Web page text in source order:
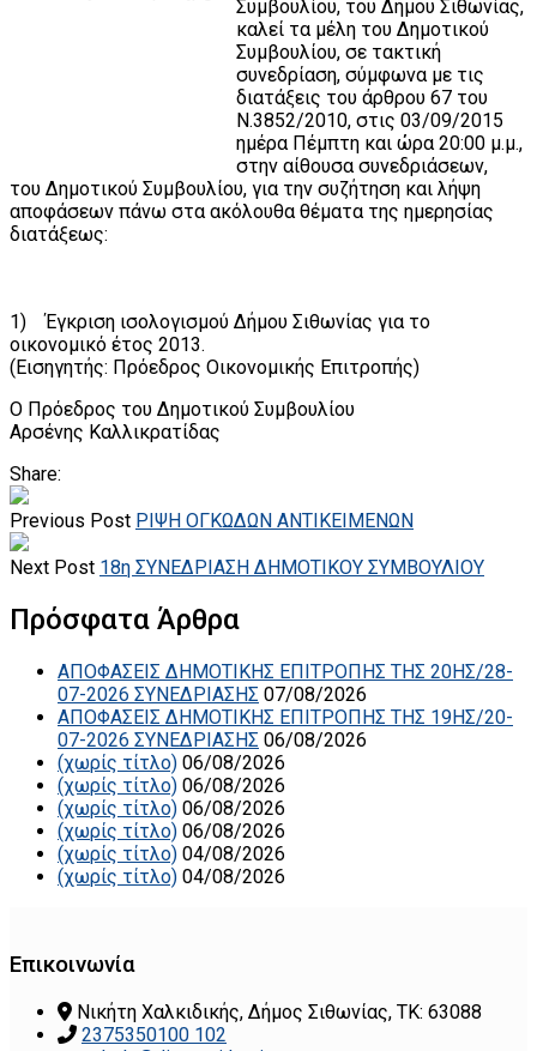
Συμβουλίου, του Δήμου Σιθωνίας,
καλεί τα μέλη του Δημοτικού
Συμβουλίου, σε τακτική
συνεδρίαση, σύμφωνα με τις
διατάξεις του άρθρου 67 του
Ν.3852/2010, στις 03/09/2015
ημέρα Πέμπτη και ώρα 20:00 μ.μ.,
στην αίθουσα συνεδριάσεων,
του Δημοτικού Συμβουλίου, για την συζήτηση και λήψη
αποφάσεων πάνω στα ακόλουθα θέματα της ημερησίας
διατάξεως:
1) Έγκριση ισολογισμού Δήμου Σιθωνίας για το
οικονομικό έτος 2013.
(Εισηγητής: Πρόεδρος Οικονομικής Επιτροπής)
Ο Πρόεδρος του Δημοτικού Συμβουλίου
Αρσένης Καλλικρατίδας
Share:
Previous Post ΡΙΨΗ ΟΓΚΩΔΩΝ ΑΝΤΙΚΕΙΜΕΝΩΝ
Next Post 18η ΣΥΝΕΔΡΙΑΣΗ ΔΗΜΟΤΙΚΟΥ ΣΥΜΒΟΥΛΙΟΥ
Πρόσφατα Άρθρα
ΑΠΟΦΑΣΕΙΣ ΔΗΜΟΤΙΚΗΣ ΕΠΙΤΡΟΠΗΣ ΤΗΣ 20ΗΣ/28-
07-2026 ΣΥΝΕΔΡΙΑΣΗΣ 07/08/2026
ΑΠΟΦΑΣΕΙΣ ΔΗΜΟΤΙΚΗΣ ΕΠΙΤΡΟΠΗΣ ΤΗΣ 19ΗΣ/20-
07-2026 ΣΥΝΕΔΡΙΑΣΗΣ 06/08/2026
(χωρίς τίτλο) 06/08/2026
(χωρίς τίτλο) 06/08/2026
(χωρίς τίτλο) 06/08/2026
(χωρίς τίτλο) 06/08/2026
(χωρίς τίτλο) 04/08/2026
(χωρίς τίτλο) 04/08/2026
Επικοινωνία
Νικήτη Χαλκιδικής, Δήμος Σιθωνίας, ΤΚ: 63088
2375350100 102